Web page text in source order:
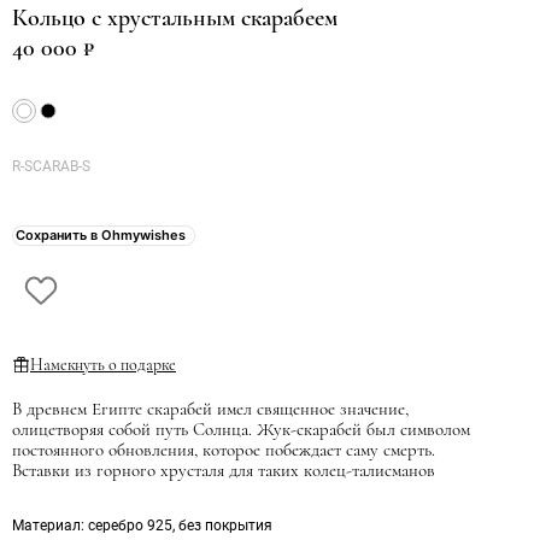
Кольцо с хрустальным скарабеем
40 000 ₽
R-SCARAB-S
Сохранить в Ohmywishes
Намекнуть о подарке
В древнем Египте скарабей имел священное значение,
олицетворяя собой путь Солнца. Жук-скарабей был символом
постоянного обновления, которое побеждает саму смерть.
Вставки из горного хрусталя для таких колец-талисманов
очень тонкая ювелирная работа.
Материал: серебро 925, без покрытия